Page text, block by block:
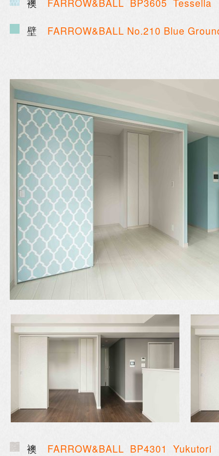
襖 FARROW&BALL BP3605 Tessella
壁 FARROW&BALL No.210 Blue
襖 FARROW&BALL BP4301 Yukutori